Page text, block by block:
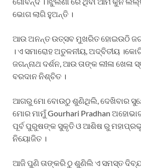
ଭୋଗ ଲାଗି ହୁଅନ୍ତି ।
ଆଉ ଅନନ୍ତ ଉତ୍ସବ ମୁଖରିତ ହୋଇଉଠି
। ଏ ସମାରୋହ ଅତୁଳନୀୟ, ଅଦ୍ବିତୀୟ
ଜଗନ୍ନାଥ ଦର୍ଶନ, ଆଉ ତାଙ୍କ ଲୀଳା
ବରଦାନ ନିଶ୍ଚିତ ।
ଆଗରୁ ମୋ ବୋଉଠୁ ଶୁଣିଥିଲି, ଦେଖିବାର
ମୋର ମାମୁଁ Gourhari Pradhan
ପୂର୍ବ ପୁରୁଷଙ୍କ ସୁକୃତି ଓ ଆଶିଷ ରୁ
ନିୟୋଜିତ ।
ଆଜି ପୁଣି ତାଙ୍କରି ଠୁ ଶୁଣିଲି ଏ ସମସ୍ତ ଦିବ୍ଯ